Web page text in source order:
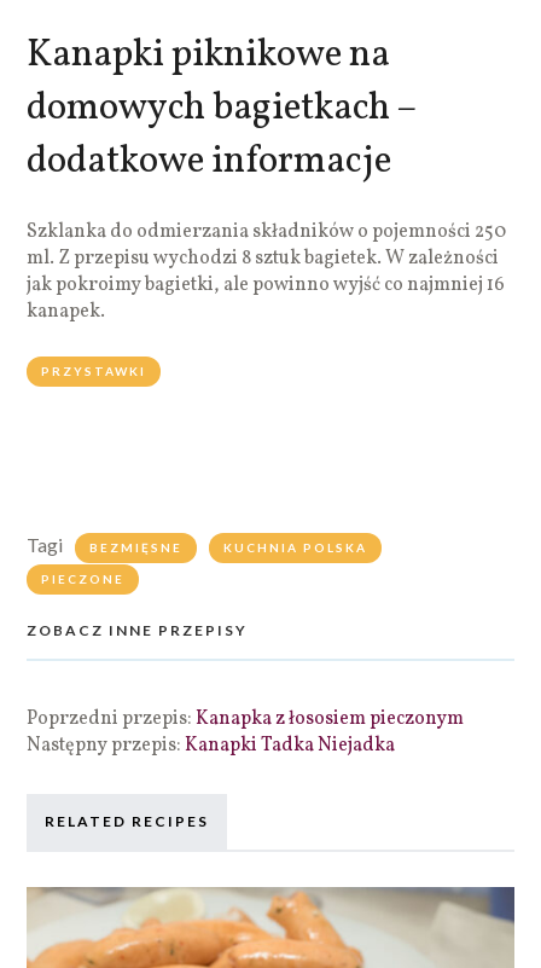
Kanapki piknikowe na
domowych bagietkach –
dodatkowe informacje
Szklanka do odmierzania składników o pojemności 250
ml. Z przepisu wychodzi 8 sztuk bagietek. W zależności
jak pokroimy bagietki, ale powinno wyjść co najmniej 16
kanapek.
PRZYSTAWKI
Tagi BEZMIĘSNE KUCHNIA POLSKA
PIECZONE
ZOBACZ INNE PRZEPISY
Poprzedni przepis:Kanapka z łososiem pieczonym
Następny przepis:Kanapki Tadka Niejadka
RELATED RECIPES